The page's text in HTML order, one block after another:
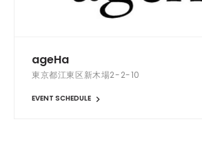
ageHa
東京都江東区新木場2-2-10
EVENT SCHEDULE